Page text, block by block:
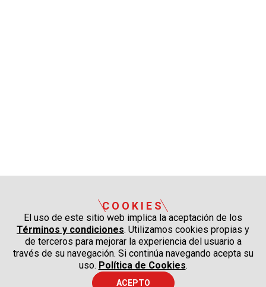
COOKIES
El uso de este sitio web implica la aceptación de los
Términos y condiciones. Utilizamos cookies propias y
de terceros para mejorar la experiencia del usuario a
través de su navegación. Si continúa navegando acepta su
uso. Política de Cookies.
ACEPTO